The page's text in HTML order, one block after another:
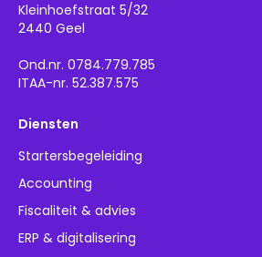
Kleinhoefstraat 5/32
2440 Geel
Ond.nr. 0784.779.785
ITAA-nr. 52.387.575
Diensten
Startersbegeleiding
Accounting
Fiscaliteit & advies
ERP & digitalisering